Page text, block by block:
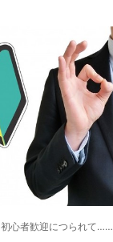
初心者歓迎につられて……